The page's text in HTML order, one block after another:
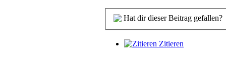
Hat dir dieser Beitrag gefallen?
Zitieren